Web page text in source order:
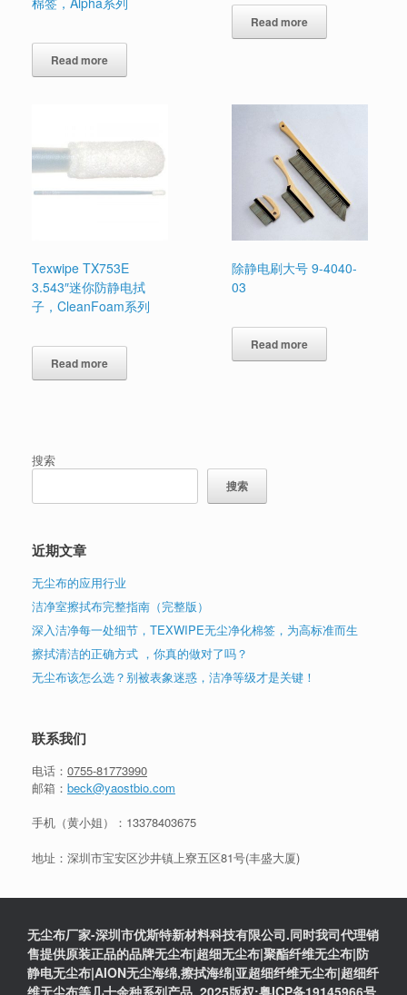
Read more
Read more
Texwipe TX753E
3.543″迷你防静电拭
子，CleanFoam系列
Read more
除静电刷大号 9-4040-
03
Read more
搜索
搜索
近期文章
无尘布的应用行业
洁净室擦拭布完整指南（完整版）
深入洁净每一处细节，TEXWIPE无尘净化棉签，为高标准而生
擦拭清洁的正确方式 ，你真的做对了吗？
无尘布该怎么选？别被表象迷惑，洁净等级才是关键！
联系我们
电话： 0755-81773990
邮箱： beck@yaostbio.com
手机（黄小姐）： 13378403675
地址：深圳市宝安区沙井镇上寮五区81号(丰盛大厦)
无尘布厂家-深圳市优斯特新材料科技有限公司.同时我司代理销
售提供原装正品的品牌无尘布|超细无尘布|聚酯纤维无尘布|防
静电无尘布|AION无尘海绵,擦拭海绵|亚超细纤维无尘布|超细纤
维无尘布等几十余种系列产品. 2025版权:粤ICP备19145966号.